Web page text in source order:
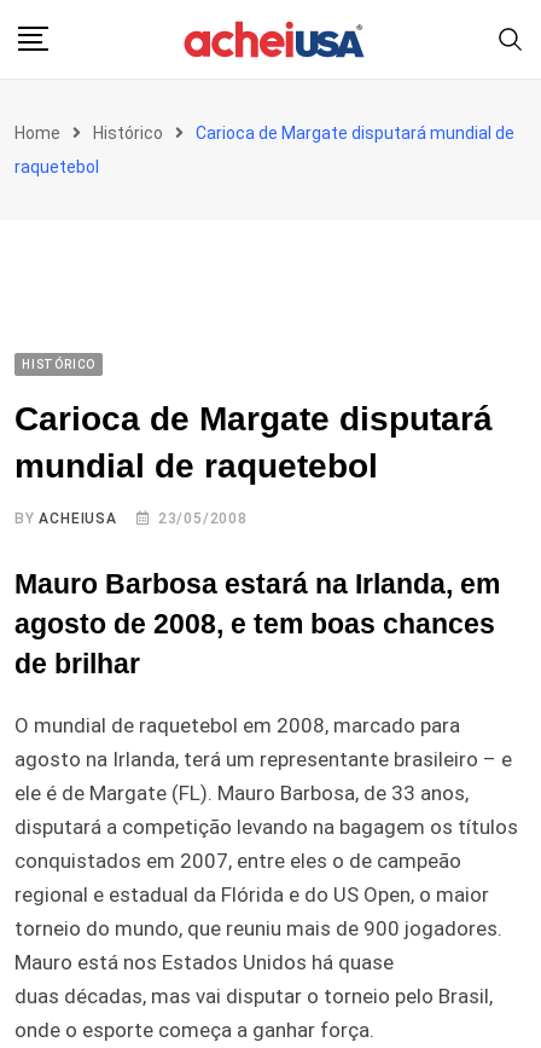
Home Histórico
Carioca de Margate disputará mundial de
raquetebol
HISTÓRICO
Carioca de Margate disputará
mundial de raquetebol
BYACHEIUSA 23/05/2008
Mauro Barbosa estará na Irlanda, em
agosto de 2008, e tem boas chances
de brilhar
O mundial de raquetebol em 2008, marcado para
agosto na Irlanda, terá um representante brasileiro – e
ele é de Margate (FL). Mauro Barbosa, de 33 anos,
disputará a competição levando na bagagem os títulos
conquistados em 2007, entre eles o de campeão
regional e estadual da Flórida e do US Open, o maior
torneio do mundo, que reuniu mais de 900 jogadores.
Mauro está nos Estados Unidos há quase
duas décadas, mas vai disputar o torneio pelo Brasil,
onde o esporte começa a ganhar força.